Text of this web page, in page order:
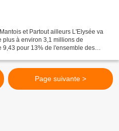
et Partout ailleurs L'Elysée va
plus à environ 3,1 millions de
9,43 pour 13% de l'ensemble des
Page suivante >